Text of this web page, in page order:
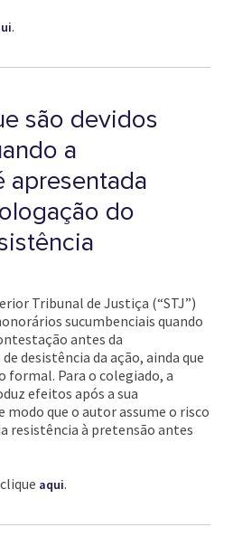
.
são devidos
a
apresentada
do
Tribunal de Justiça (“STJ”)
sucumbenciais quando
antes da
desistência da ação, ainda que
formal. Para o colegiado, a
efeitos após a sua
que o autor assume o risco
resistência à pretensão antes
aqui.